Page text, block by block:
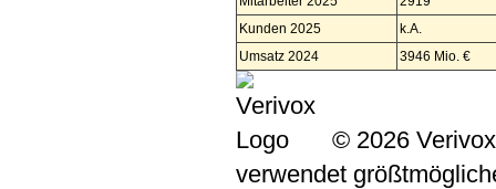
Kunden 2025
k.A.
Umsatz 2024
3946 Mio. €
© 2026
verwendet